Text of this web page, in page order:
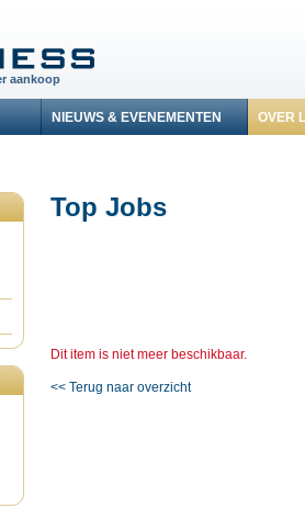
aankoop
NIEUWS & EVENEMENTEN OVER
Top Jobs
Dit item is niet meer beschikbaar.
<< Terug naar overzicht